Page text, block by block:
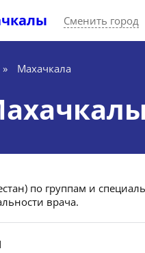
Сменить город
» Махачкала
по группам и
врача.